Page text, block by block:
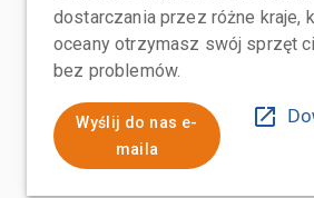
dostarczania przez różne kraje,
oceany otrzymasz swój sprzęt
bez problemów.
Wyślij do nas e-
maila